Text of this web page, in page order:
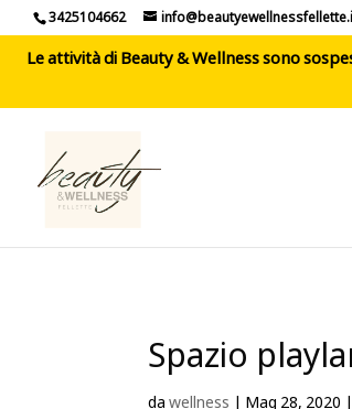
3425104662
Le attività di Beauty & Wellness sono
Spazio
dawellness | Mag 28, 2020